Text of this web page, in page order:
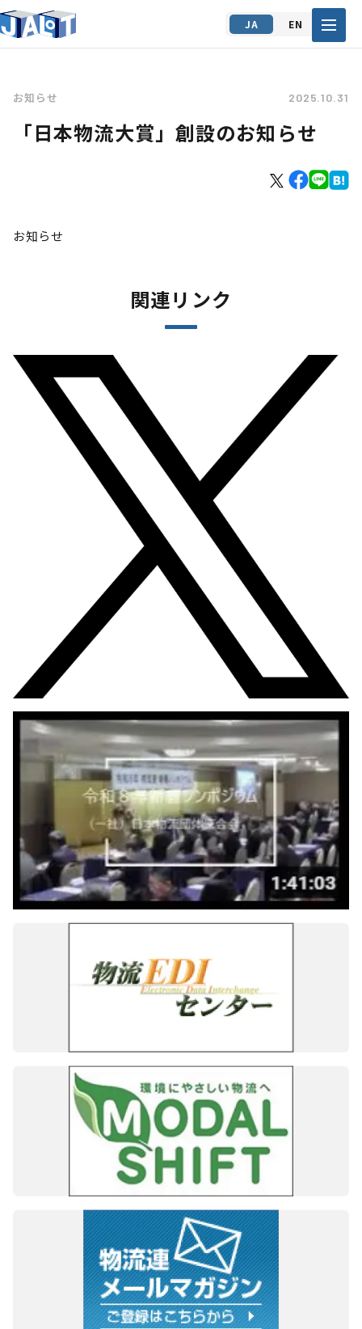
JA EN
お知らせ 2025.10.31
「日本物流大賞」創設のお知らせ
お知らせ
関連リンク